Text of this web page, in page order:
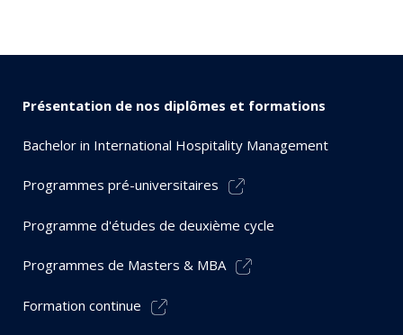
Présentation de nos diplômes et formations
Bachelor in International Hospitality Management
Programmes pré-universitaires
Programme d'études de deuxième cycle
Programmes de Masters & MBA
Formation continue